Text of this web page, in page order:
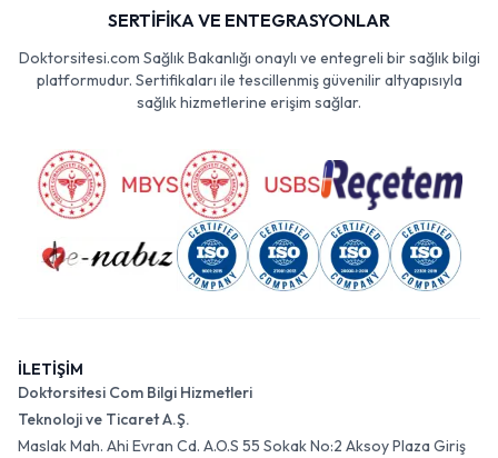
SERTİFİKA VE ENTEGRASYONLAR
Doktorsitesi.com Sağlık Bakanlığı onaylı ve entegreli bir sağlık bilgi
platformudur. Sertifikaları ile tescillenmiş güvenilir altyapısıyla
sağlık hizmetlerine erişim sağlar.
İLETİŞİM
Doktorsitesi Com Bilgi Hizmetleri
Teknoloji ve Ticaret A.Ş.
Maslak Mah. Ahi Evran Cd. A.O.S 55 Sokak No:2 Aksoy Plaza Giriş